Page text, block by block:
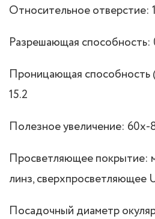
Относительное отверстие:
Разрешающая способность:
Проницающая способность
15.2
Полезное увеличение: 60x-
Просветляющее покрытие:
линз, сверхпросветляющее
Посадочный диаметр